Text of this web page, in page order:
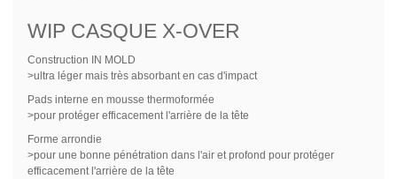
WIP CASQUE X-OVER
Construction IN MOLD
>ultra léger mais très absorbant en cas d'impact
Pads interne en mousse thermoformée
>pour protéger efficacement l'arrière de la tête
Forme arrondie
>pour une bonne pénétration dans l'air et profond pour protéger
efficacement l'arrière de la tête